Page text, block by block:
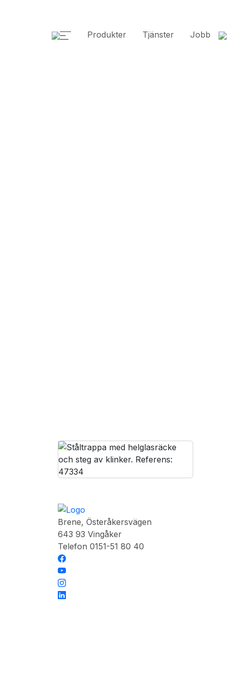
Produkter Tjänster Jobb
Brene, Österåkersvägen
643 93 Vingåker
Telefon 0151-51 80 40